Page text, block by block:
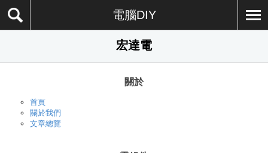
電腦DIY
宏達電
關於
首頁
關於我們
文章總覽